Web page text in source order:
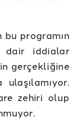
bu programın
dair iddialar
gerçekliğine
zehiri olup